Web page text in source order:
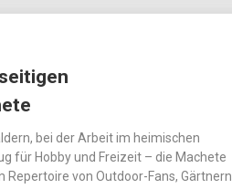
bei der Arbeit im heimischen
für Hobby und Freizeit – die Machete
von Outdoor-Fans, Gärtnern